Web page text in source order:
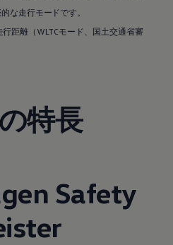
な走行モードです。
距離（WLTCモード、国土交通省審
特長
Safety